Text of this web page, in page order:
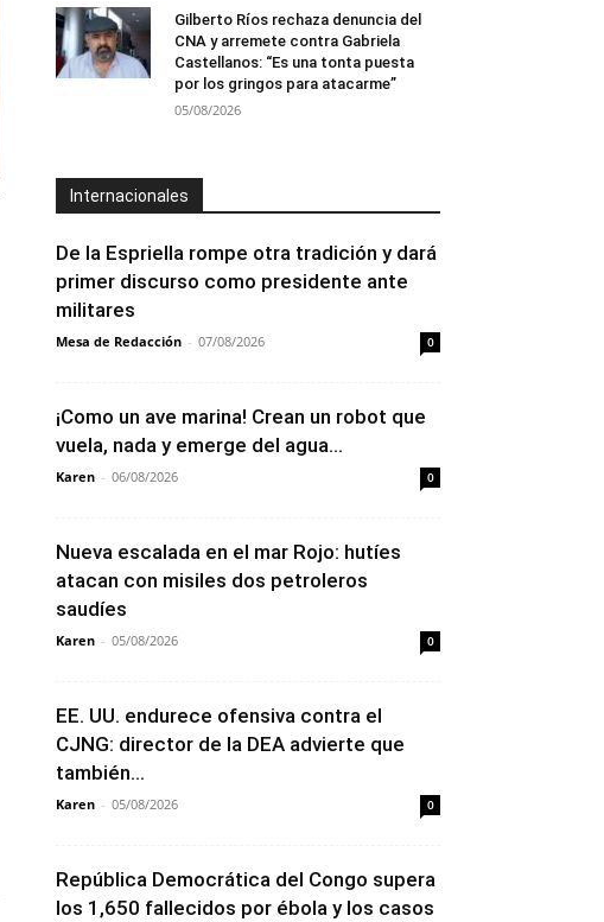
Gilberto Ríos rechaza denuncia del
CNA y arremete contra Gabriela
Castellanos: “Es una tonta puesta
por los gringos para atacarme”
05/08/2026
Internacionales
De la Espriella rompe otra tradición y dará
primer discurso como presidente ante
militares
Mesa de Redacción - 07/08/2026 0
¡Como un ave marina! Crean un robot que
vuela, nada y emerge del agua...
Karen - 06/08/2026 0
Nueva escalada en el mar Rojo: hutíes
atacan con misiles dos petroleros
saudíes
Karen - 05/08/2026 0
EE. UU. endurece ofensiva contra el
CJNG: director de la DEA advierte que
también...
Karen - 05/08/2026 0
República Democrática del Congo supera
los 1,650 fallecidos por ébola y los casos